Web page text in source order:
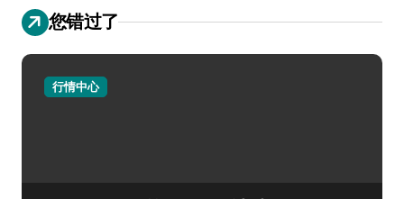
您错过了
行情中心